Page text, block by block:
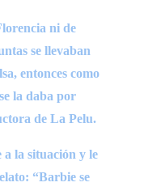
ni de
se llevaban
entonces como
la daba por
de La Pelu.
la situación y le
“Barbie se